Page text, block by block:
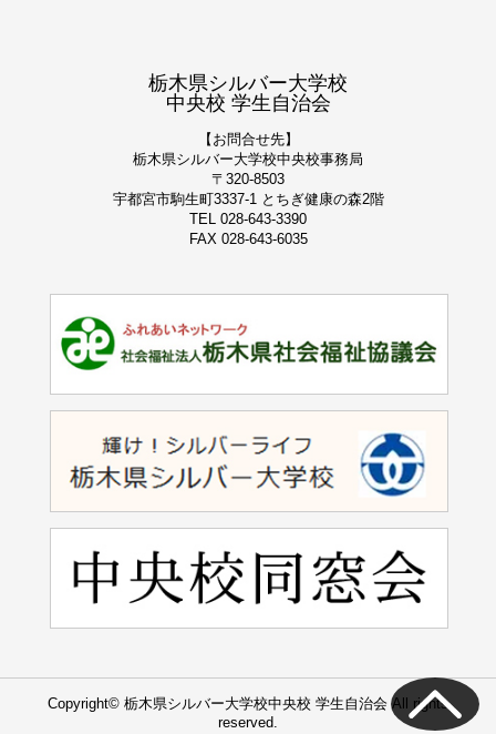
栃木県シルバー大学校
中央校 学生自治会
【お問合せ先】
栃木県シルバー大学校中央校事務局
〒320-8503
宇都宮市駒生町3337-1 とちぎ健康の森2階
TEL 028-643-3390
FAX 028-643-6035
Copyright© 栃木県シルバー大学校中央校 学生自治会 All rights
reserved.